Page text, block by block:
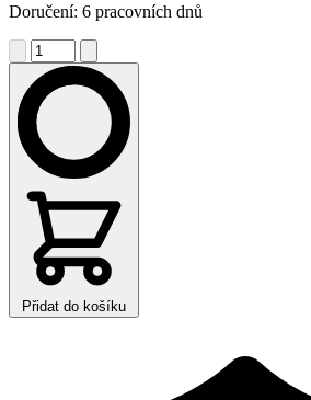
Doručení: 6 pracovních dnů
Přidat do košíku